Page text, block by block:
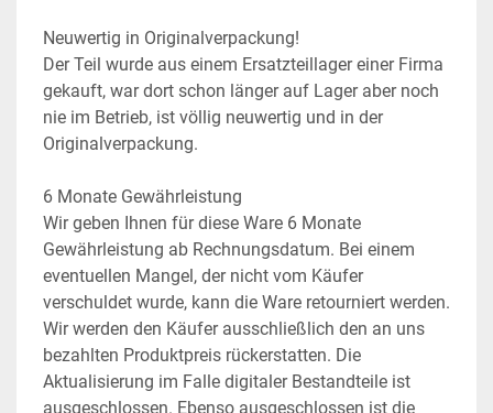
Neuwertig in Originalverpackung!
Der Teil wurde aus einem Ersatzteillager einer Firma
gekauft, war dort schon länger auf Lager aber noch
nie im Betrieb, ist völlig neuwertig und in der
Originalverpackung.
6 Monate Gewährleistung
Wir geben Ihnen für diese Ware 6 Monate
Gewährleistung ab Rechnungsdatum. Bei einem
eventuellen Mangel, der nicht vom Käufer
verschuldet wurde, kann die Ware retourniert werden.
Wir werden den Käufer ausschließlich den an uns
bezahlten Produktpreis rückerstatten. Die
Aktualisierung im Falle digitaler Bestandteile ist
ausgeschlossen. Ebenso ausgeschlossen ist die